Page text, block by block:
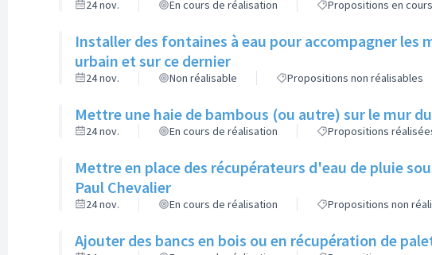
24 nov. En cours de réalisation Propositions en
Installer des fontaines à eau pour accompagner les
urbain et sur ce dernier
24 nov. Non réalisable Propositions non réalisables
Mettre une haie de bambous (ou autre) sur le mur
24 nov. En cours de réalisation Propositions
Mettre en place des récupérateurs d'eau de pluie
Paul Chevalier
24 nov. En cours de réalisation Propositions non
Ajouter des bancs en bois ou en récupération de